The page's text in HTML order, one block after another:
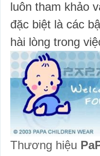
luôn tham khảo
đặc biệt là các
hài lòng trong
Thương hiệu